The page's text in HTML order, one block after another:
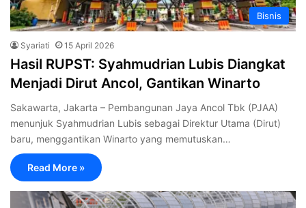
Bisnis
Syariati 15 April 2026
Hasil RUPST: Syahmudrian Lubis Diangkat
Menjadi Dirut Ancol, Gantikan Winarto
Sakawarta, ‎Jakarta – Pembangunan Jaya Ancol Tbk (PJAA)
menunjuk Syahmudrian Lubis sebagai Direktur Utama (Dirut)
baru, menggantikan Winarto yang memutuskan…
Read More »